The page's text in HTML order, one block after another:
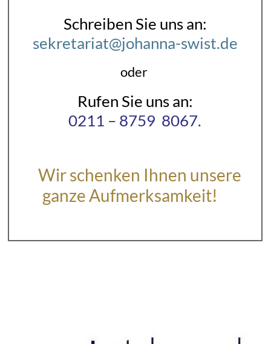
Schreiben Sie uns an:
sekretariat@johanna-swist.de
oder
Rufen Sie uns an:
0211 – 8759 8067.
–Wir schenken Ihnen unsere
ganze Aufmerksamkeit!